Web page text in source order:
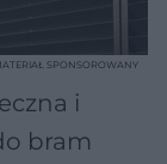
i
bram
SPONSOROWANY